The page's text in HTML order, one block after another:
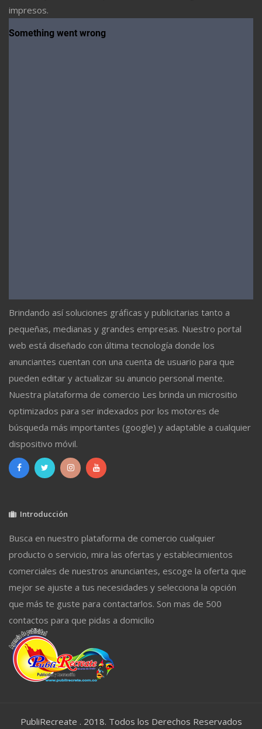
impresos.
Brindando así soluciones gráficas y publicitarias tanto a
pequeñas, medianas y grandes empresas. Nuestro portal
web está diseñado con última tecnología donde los
anunciantes cuentan con una cuenta de usuario para que
pueden editar y actualizar su anuncio personal mente.
Nuestra plataforma de comercio Les brinda un micrositio
optimizados para ser indexados por los motores de
búsqueda más importantes (google) y adaptable a cualquier
dispositivo móvil.
Introducción
Busca en nuestro plataforma de comercio cualquier
producto o servicio, mira las ofertas y establecimientos
comerciales de nuestros anunciantes, escoge la oferta que
mejor se ajuste a tus necesidades y selecciona la opción
que más te guste para contactarlos. Son mas de 500
contactos para que pidas a domicilio
PubliRecreate . 2018. Todos los Derechos Reservados